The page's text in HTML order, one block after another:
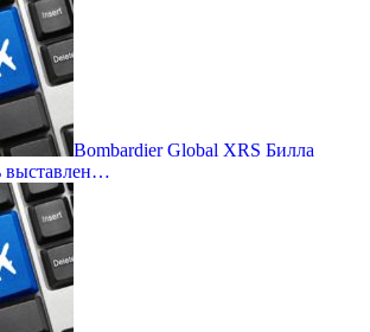
Bombardier Global XRS Билла
выставлен…